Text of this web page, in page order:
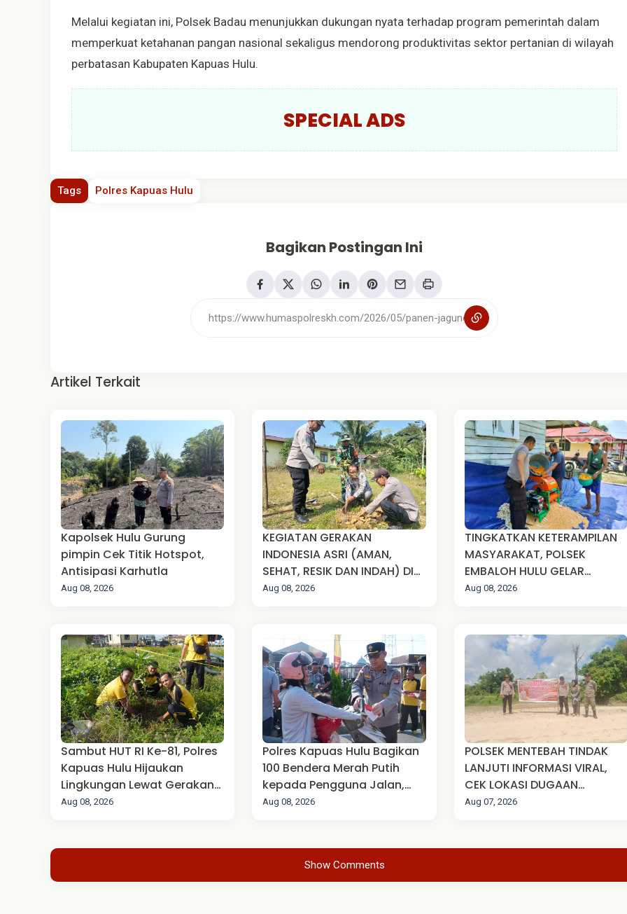
Melalui kegiatan ini, Polsek Badau menunjukkan dukungan nyata terhadap program pemerintah dalam
memperkuat ketahanan pangan nasional sekaligus mendorong produktivitas sektor pertanian di wilayah
perbatasan Kabupaten Kapuas Hulu.
SPECIAL ADS
Tags Polres Kapuas Hulu
Bagikan Postingan Ini
Artikel Terkait
Kapolsek Hulu Gurung
pimpin Cek Titik Hotspot,
Antisipasi Karhutla
Aug 08, 2026
KEGIATAN GERAKAN
INDONESIA ASRI (AMAN,
SEHAT, RESIK DAN INDAH) DI
MAKO POLSEK PURING
Aug 08, 2026
TINGKATKAN KETERAMPILAN
MASYARAKAT, POLSEK
EMBALOH HULU GELAR
PELATIHAN PEMIPILAN
Aug 08, 2026
Sambut HUT RI Ke-81, Polres
Kapuas Hulu Hijaukan
Lingkungan Lewat Gerakan
"Indonesia ASRI"
Aug 08, 2026
Polres Kapuas Hulu Bagikan
100 Bendera Merah Putih
kepada Pengguna Jalan,
Wujudkan Semangat
Aug 08, 2026
POLSEK MENTEBAH TINDAK
LANJUTI INFORMASI VIRAL,
CEK LOKASI DUGAAN
AKTIVITAS PETI DI SUNGAI
Aug 07, 2026
Show Comments